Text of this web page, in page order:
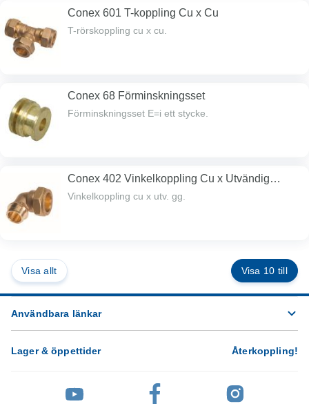
Conex 601 T-koppling Cu x Cu
T-rörskoppling cu x cu.
Conex 68 Förminskningsset
Förminskningsset E=i ett stycke.
Conex 402 Vinkelkoppling Cu x Utvändig
gänga
Vinkelkoppling cu x utv. gg.
Visa allt Visa 10 till
Användbara länkar
Lager & öppettider Återkoppling!